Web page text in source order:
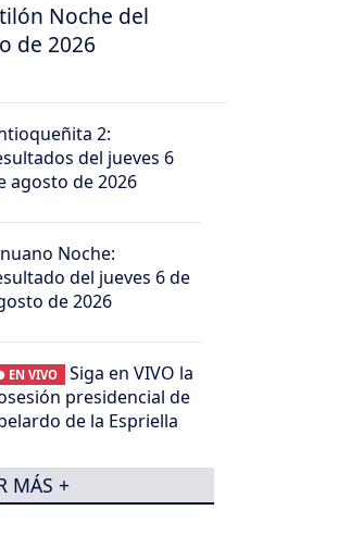
Noche del
de 2026
2:
del jueves 6
agosto de 2026
Noche:
del jueves 6 de
de 2026
EN VIVO
Siga en VIVO la
presidencial de
de la Espriella
MÁS +